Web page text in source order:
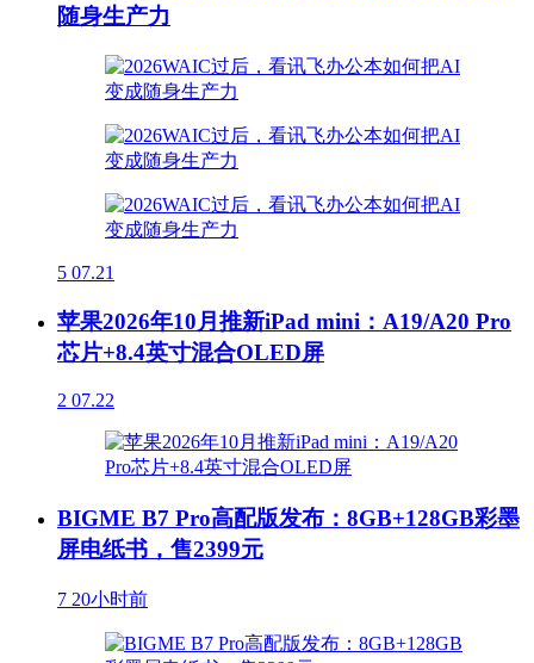
随身生产力
5 07.21
苹果2026年10月推新iPad mini：A19/A20 Pro
芯片+8.4英寸混合OLED屏
2 07.22
BIGME B7 Pro高配版发布：8GB+128GB彩墨
屏电纸书，售2399元
7 20小时前